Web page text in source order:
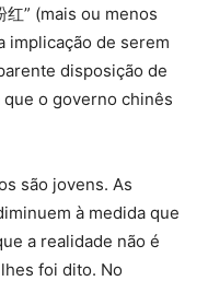
” (mais ou menos
implicação de serem
disposição de
o governo chinês
são jovens. As
à medida que
a realidade não é
foi dito. No